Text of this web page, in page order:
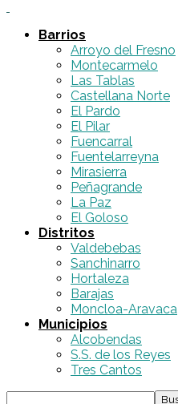
Barrios
Arroyo del Fresno
Montecarmelo
Las Tablas
Castellana Norte
El Pardo
El Pilar
Fuencarral
Fuentelarreyna
Mirasierra
Peñagrande
La Paz
El Goloso
Distritos
Valdebebas
Sanchinarro
Hortaleza
Barajas
Moncloa-Aravaca
Municipios
Alcobendas
S.S. de los Reyes
Tres Cantos